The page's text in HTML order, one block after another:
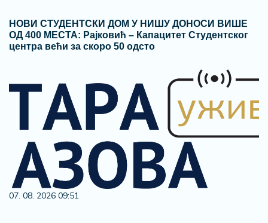
НОВИ СТУДЕНТСКИ ДОМ У НИШУ ДОНОСИ ВИШЕ
ОД 400 МЕСТА: Рајковић – Капацитет Студентског
центра већи за скоро 50 одсто
07. 08. 2026 09:51